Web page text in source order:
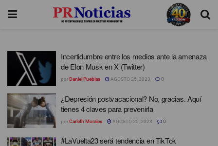
Incertidumbre entre los medios ante la amenaza
de Elon Musk en X (Twitter)
por Daniel Pueblas AGOSTO 25, 2023 0
¿Depresión postvacacional? No, gracias. Aquí
tienes 4 claves para prevenirla
porCarleth Morales AGOSTO 25, 2023 0
#LaVuelta23 será tendencia en TikTok